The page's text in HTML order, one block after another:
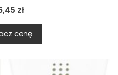
zł
cenę